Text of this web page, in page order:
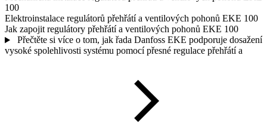
100
Elektroinstalace regulátorů přehřátí a ventilových pohonů EKE 100
Jak zapojit regulátory přehřátí a ventilových pohonů EKE 100
Přečtěte si více o tom, jak řada Danfoss EKE podporuje dosažení
vysoké spolehlivosti systému pomocí přesné regulace přehřátí a